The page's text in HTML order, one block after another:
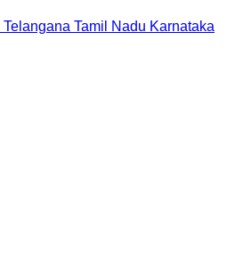
Telangana Tamil Nadu Karnataka